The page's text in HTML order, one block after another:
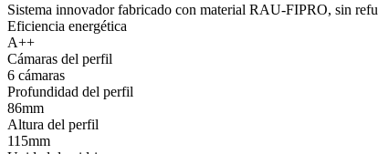
Sistema innovador fabricado con material RAU-FIPRO, sin
Eficiencia energética
A++
Cámaras del perfil
6 cámaras
Profundidad del perfil
86mm
Altura del perfil
115mm